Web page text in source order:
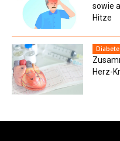
sowie
Hitze
Herz-